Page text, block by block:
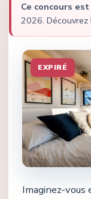
Ce concours
2026. Découvrez
EXPIRÉ
Imaginez-vous